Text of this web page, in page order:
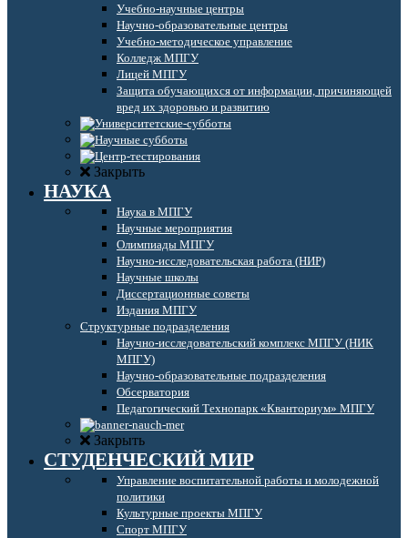
Учебно-научные центры
Научно-образовательные центры
Учебно-методическое управление
Колледж МПГУ
Лицей МПГУ
Защита обучающихся от информации, причиняющей
вред их здоровью и развитию
Закрыть
НАУКА
Наука в МПГУ
Научные мероприятия
Олимпиады МПГУ
Научно-исследовательская работа (НИР)
Научные школы
Диссертационные советы
Издания МПГУ
Структурные подразделения
Научно-исследовательский комплекс МПГУ (НИК
МПГУ)
Научно-образовательные подразделения
Обсерватория
Педагогический Технопарк «Кванториум» МПГУ
Закрыть
СТУДЕНЧЕСКИЙ МИР
Управление воспитательной работы и молодежной
политики
Культурные проекты МПГУ
Спорт МПГУ